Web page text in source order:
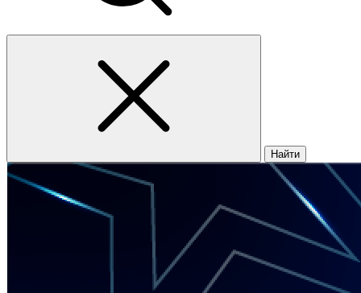
Найти